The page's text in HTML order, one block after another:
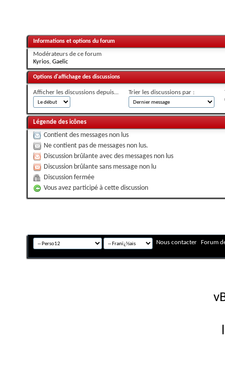
Informations et options du forum
Modérateurs de ce forum
Kyrios, Gaelic
Options d'affichage des discussions
Afficher les discussions depuis... Trier les discussions par :
Légende des icônes
Contient des messages non lus
Ne contient pas de messages non lus.
Discussion brûlante avec des messages non lus
Discussion brûlante sans message non lu
Discussion fermée
Vous avez participé à cette discussion
Nous contacter Forum